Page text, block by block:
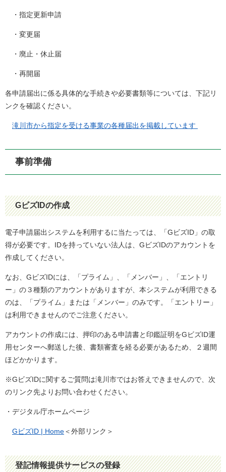
・指定更新申請
・変更届
・廃止・休止届
・再開届
各申請届出に係る具体的な手続きや必要書類等については、下記リ
ンクを確認ください。
滝川市から指定を受ける事業の各種届出を掲載しています
事前準備
GビズIDの作成
電子申請届出システムを利用するに当たっては、「GビズID」の取
得が必要です。IDを持っていない法人は、GビズIDのアカウントを
作成してください。
なお、GビズIDには、「プライム」、「メンバー」、「エントリ
ー」の３種類のアカウントがありますが、本システムが利用できる
のは、「プライム」または「メンバー」のみです。「エントリー」
は利用できませんのでご注意ください。
アカウントの作成には、押印のある申請書と印鑑証明をGビズID運
用センターへ郵送した後、書類審査を経る必要があるため、２週間
ほどかかります。
※GビズIDに関するご質問は滝川市ではお答えできませんので、次
のリンク先よりお問い合わせください。
・デジタル庁ホームページ
GビズID | Home＜外部リンク＞
登記情報提供サービスの登録